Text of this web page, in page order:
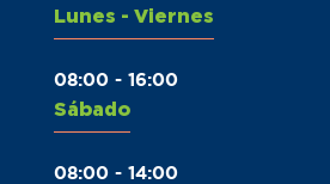
Lunes - Viernes
08:00 - 16:00
Sábado
08:00 - 14:00